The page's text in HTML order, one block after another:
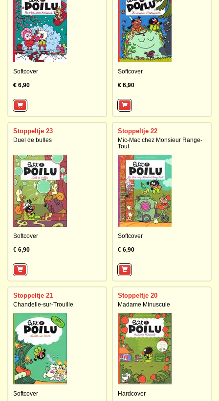
Softcover
€ 6,90
Softcover
€ 6,90
Stoppeltje 23
Duel de bulles
Softcover
€ 6,90
Stoppeltje 22
Mic-Mac chez Monsieur Range-
Tout
Softcover
€ 6,90
Stoppeltje 21
Chandelle-sur-Trouille
Softcover
Stoppeltje 20
Madame Minuscule
Hardcover